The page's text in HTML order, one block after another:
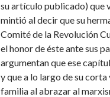
su artículo publicado) que
mintió al decir que su
Comité de la Revolución
el honor de éste ante sus
argumentan que ese
y que a lo largo de su
familia al abrazar al